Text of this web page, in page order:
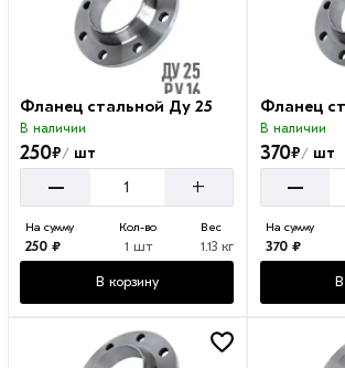
Фланец стальной Ду 25
В наличии
250₽/ шт
– +
На сумму
250 ₽
Кол-во
1 шт
Вес
1.13 кг
В корзину
Фланец
В наличии
370₽/шт
–
На сумму
370 ₽
В